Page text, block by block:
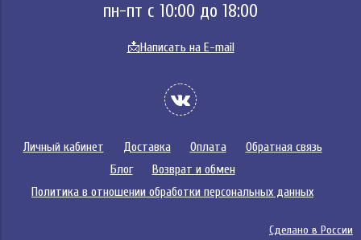
пн-пт с 10:00 до 18:00
📩Написать на E-mail
Личный кабинет Доставка Оплата
Обратная связь
Блог
Возврат и обмен
Политика в отношении обработки персональных данных
Сделано в России